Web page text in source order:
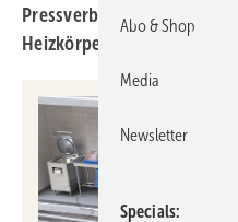
Pressverbinder-
Heizkörper mit Lüftern.
Abo & Shop
Media
Newsletter
Specials